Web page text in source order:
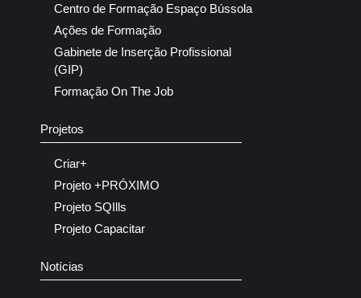
Centro de Formação Espaço Bússola
Ações de Formação
Gabinete de Inserção Profissional
(GIP)
Formação On The Job
Projetos
Criar+
Projeto +PRÓXIMO
Projeto SQIlls
Projeto Capacitar
Notícias